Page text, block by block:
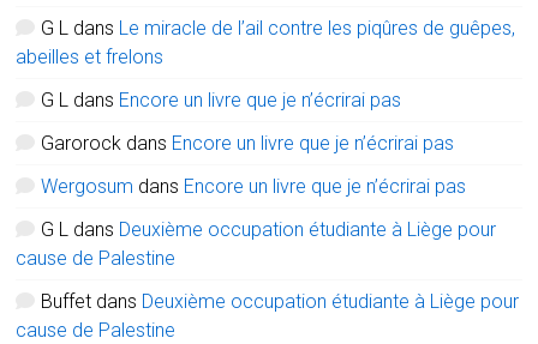
G L dans Le miracle de l’ail contre les piqûres de guêpes,
abeilles et frelons
G L dans Encore un livre que je n’écrirai pas
Garorock dans Encore un livre que je n’écrirai pas
Wergosum dans Encore un livre que je n’écrirai pas
G L dans Deuxième occupation étudiante à Liège pour
cause de Palestine
Buffet dans Deuxième occupation étudiante à Liège pour
cause de Palestine